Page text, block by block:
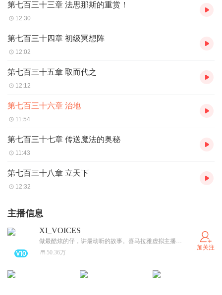
第七百三十三章 法思那斯的重赏！
12:30
第七百三十四章 初级冥想阵
12:02
第七百三十五章 取而代之
12:12
第七百三十六章 治地
11:54
第七百三十七章 传送魔法的奥秘
11:43
第七百三十八章 立天下
12:32
主播信息
XI_VOICES
做最酷炫的仔，讲最动听的故事。喜马拉雅虚拟主播天团营业啦~
50.36万
加关注